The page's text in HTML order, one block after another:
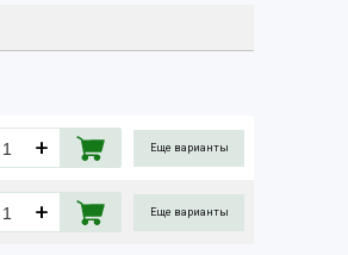
Еще варианты
Еще варианты